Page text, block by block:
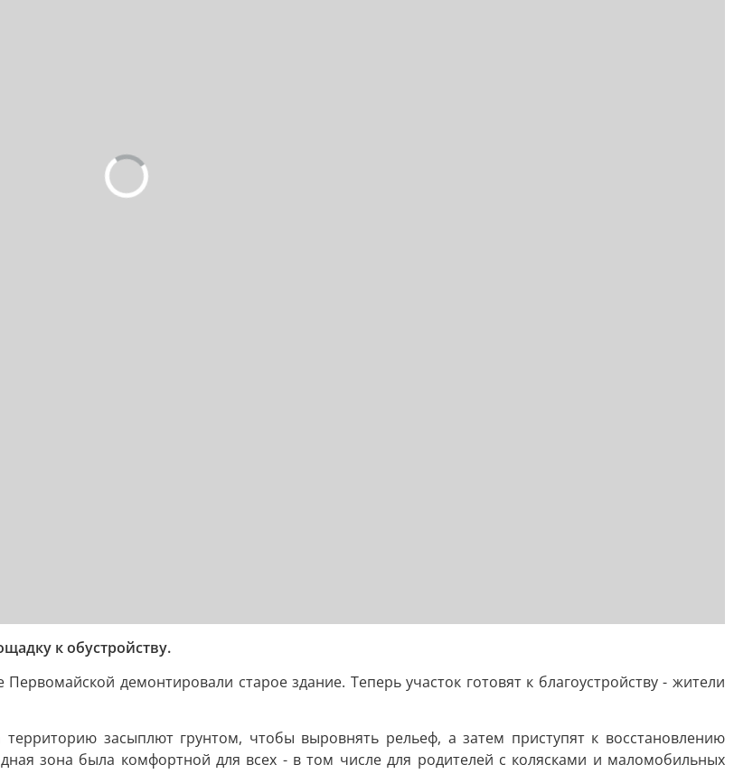
к обустройству.
демонтировали старое здание. Теперь участок готовят к благоустройству - жители
засыплют грунтом, чтобы выровнять рельеф, а затем приступят к восстановлению
зона была комфортной для всех - в том числе для родителей с колясками и маломобильных